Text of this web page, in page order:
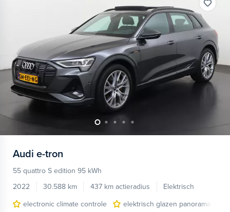
Audi e-tron
55 quattro S edition 95 kWh
2022
30.588 km 437 km actieradius
Elektrisch
electronic climate controle
elektrisch glazen panorama-dak